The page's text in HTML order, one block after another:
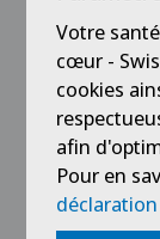
Service
Stagiaires
Centre
Centro
Liens
Votre
cœur -
cookies
afin
Pour en